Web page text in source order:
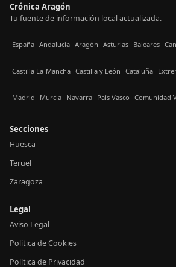
Crónica Aragón
Tu fuente de información local actualizada.
España Andalucía Aragón Asturias Baleares
Castilla La-Mancha Castilla y León Cataluña
Madrid Murcia Navarra País Vasco Comunidad
Secciones
Huesca
Teruel
Zaragoza
Legal
Aviso Legal
Política de Cookies
Política de Privacidad